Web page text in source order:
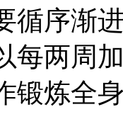
循序渐
每两周
锻炼全